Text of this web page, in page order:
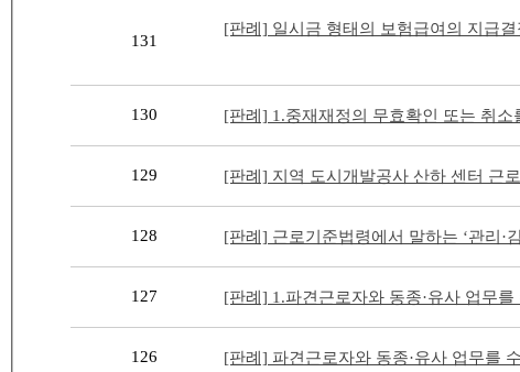
131
[판례] 일시금 형태의 보험급여의 지급
130 [판례] 1.중재재정의 무효확인 또는 취
129 [판례] 지역 도시개발공사 산하 센터 근
128 [판례] 근로기준법령에서 말하는 ‘관리·
127 [판례] 1.파견근로자와 동종·유사 업무
126 [판례] 파견근로자와 동종·유사 업무를